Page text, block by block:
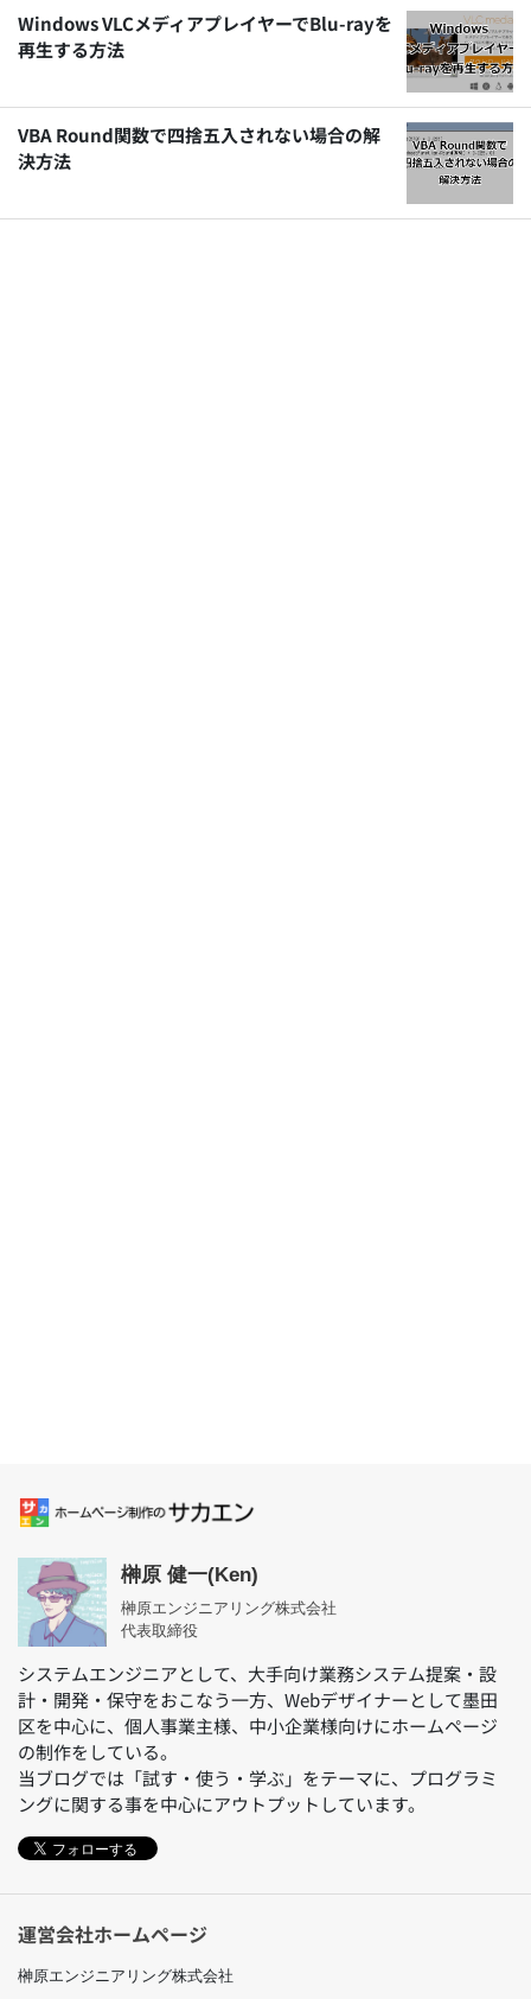
Windows VLCメディアプレイヤーでBlu-rayを
再生する方法
VBA Round関数で四捨五入されない場合の解
決方法
榊原 健一(Ken)
榊原エンジニアリング株式会社
代表取締役
システムエンジニアとして、大手向け業務システム提案・設
計・開発・保守をおこなう一方、Webデザイナーとして墨田
区を中心に、個人事業主様、中小企業様向けにホームページ
の制作をしている。
当ブログでは「試す・使う・学ぶ」をテーマに、プログラミ
ングに関する事を中心にアウトプットしています。
フォローする
運営会社ホームページ
榊原エンジニアリング株式会社